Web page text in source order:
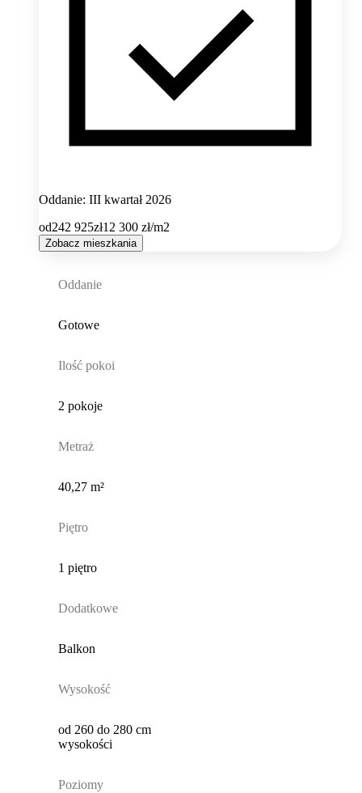
Oddanie: III kwartał 2026
od242 925zł12 300 zł/m2
Zobacz mieszkania
Oddanie
Gotowe
Ilość pokoi
2 pokoje
Metraż
40,27 m²
Piętro
1 piętro
Dodatkowe
Balkon
Wysokość
od 260 do 280 cm
wysokości
Poziomy